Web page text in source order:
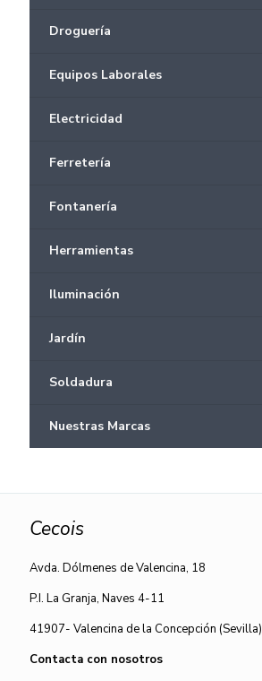
Droguería
Equipos Laborales
Electricidad
Ferretería
Fontanería
Herramientas
Iluminación
Jardín
Soldadura
Nuestras Marcas
Cecois
Avda. Dólmenes de Valencina, 18
P.I. La Granja, Naves 4-11
41907- Valencina de la Concepción (Sevilla)
Contacta con nosotros